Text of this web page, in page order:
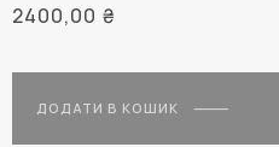
2400,00 ₴
ДОДАТИ В КОШИК